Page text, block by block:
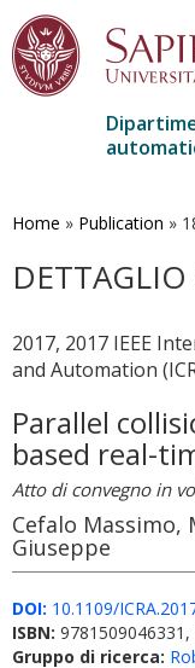
contenuto
Home » Publication »
2017, 2017 IEEE
and Automation
Parallel
based real-
Atto di convegno in
Cefalo Massimo,
Giuseppe
DOI: 10.1109/
ISBN: 9781509046331,
Gruppo di ricerca: